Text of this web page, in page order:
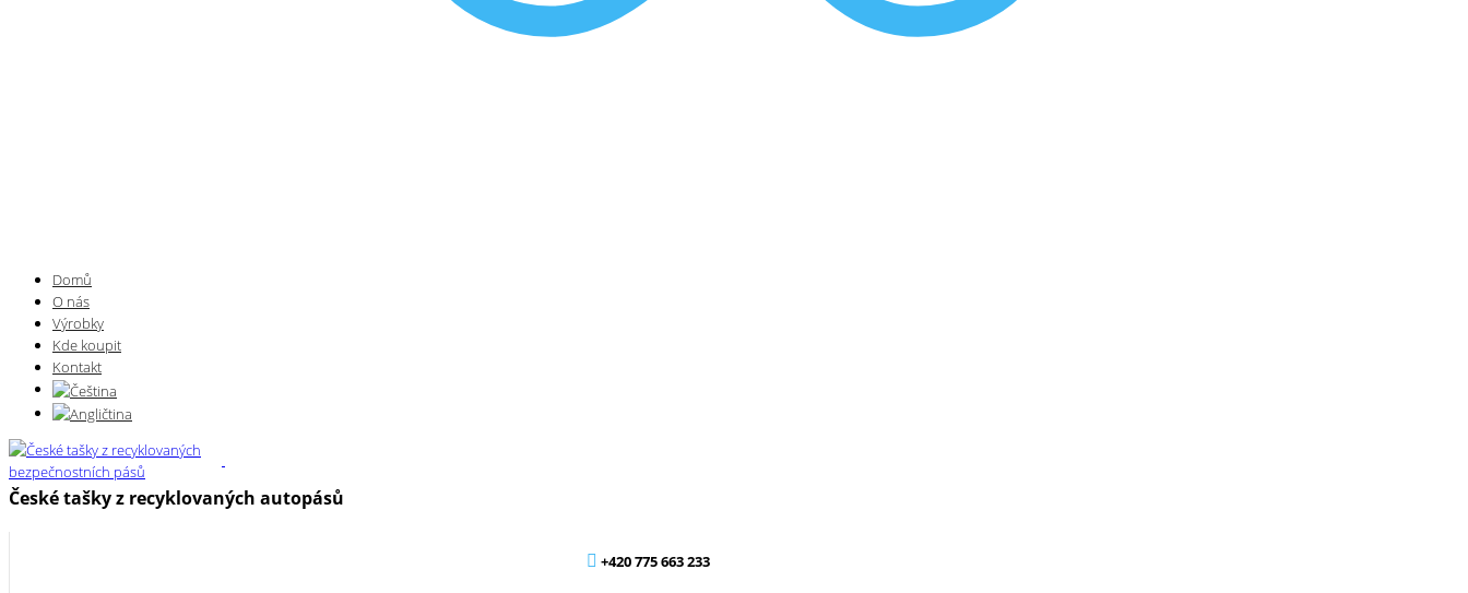
Domů
O nás
Výrobky
Kde koupit
Kontakt
České tašky z recyklovaných autopásů
+420 775 663 233